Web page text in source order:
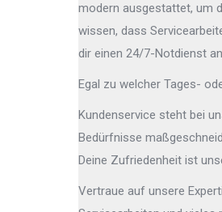
modern ausgestattet, um
wissen, dass
dir einen 24/7-Notdienst
Egal zu welcher Tages-
Kundenservice steht bei
Bedürfnisse
Deine Zufriedenheit ist
Vertraue auf unsere